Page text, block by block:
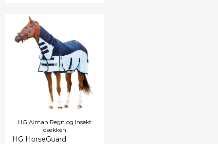
HG Aiman Regn og Insekt
dækken
HG HorseGuard